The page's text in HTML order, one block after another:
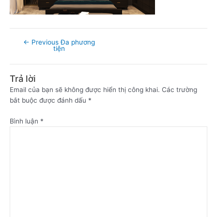
← Previous Đa phương
tiện
Trả lời
Email của bạn sẽ không được hiển thị công khai. Các trường
bắt buộc được đánh dấu *
Bình luận *